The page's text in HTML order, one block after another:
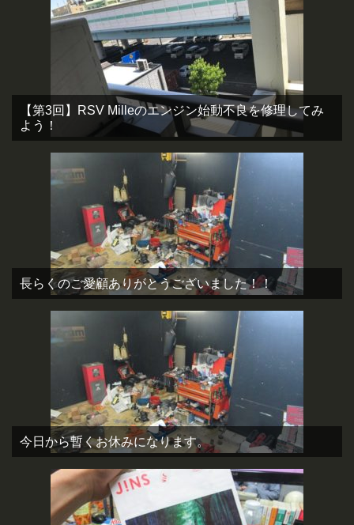
【第3回】RSV Milleのエンジン始動不良を修理してみ
よう！
長らくのご愛顧ありがとうございました！！
今日から暫くお休みになります。